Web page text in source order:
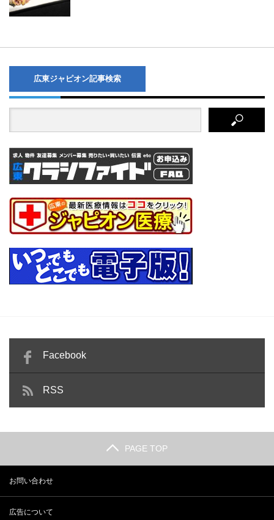
広東ジャピオン記事検索
Facebook
RSS
PAGE TOP
お問い合わせ
広告について